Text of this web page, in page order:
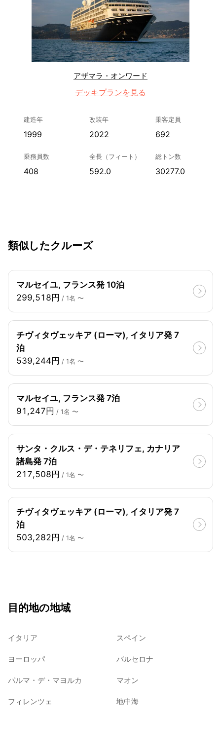
アザマラ・オンワード
デッキプランを見る
建造年
1999
改装年
2022
乗客定員
692
乗務員数
408
全長（フィート）
592.0
総トン数
30277.0
類似したクルーズ
マルセイユ, フランス発 10泊
299,518円 / 1名 〜
チヴィタヴェッキア (ローマ), イタリア発 7
泊
539,244円 / 1名 〜
マルセイユ, フランス発 7泊
91,247円 / 1名 〜
サンタ・クルス・デ・テネリフェ, カナリア
諸島発 7泊
217,508円 / 1名 〜
チヴィタヴェッキア (ローマ), イタリア発 7
泊
503,282円 / 1名 〜
目的地の地域
イタリア スペイン
ヨーロッパ バルセロナ
パルマ・デ・マヨルカ マオン
フィレンツェ 地中海